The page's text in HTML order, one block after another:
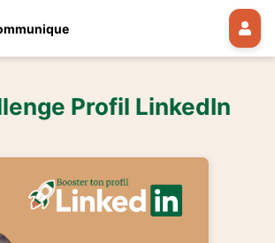
Profil LinkedIn